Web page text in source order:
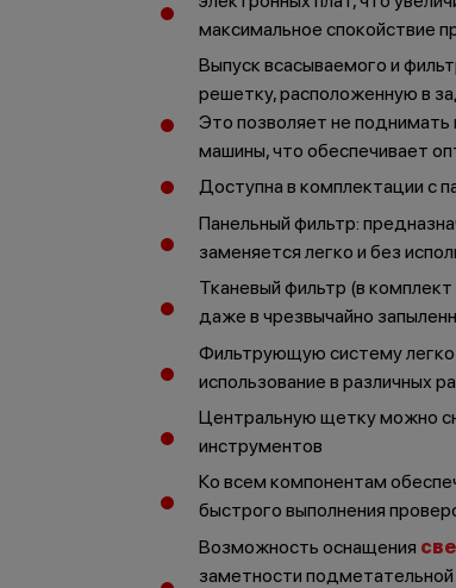
максимальное спокойствие
Выпуск всасываемого и
решетку, расположенную в
Это позволяет не поднимать
машины, что обеспечивает
Доступна в комплектации с
Панельный фильтр:
заменяется легко и без
Тканевый фильтр (в
даже в чрезвычайно
Фильтрующую систему
использование в различных
Центральную щетку можно
инструментов
Ко всем компонентам
быстрого выполнения
Возможность оснащения
заметности